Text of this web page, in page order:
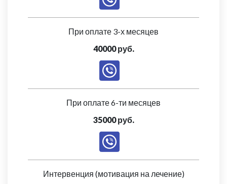
При оплате 3-х месяцев
40000 руб.
При оплате 6-ти месяцев
35000 руб.
Интервенция (мотивация на лечение)